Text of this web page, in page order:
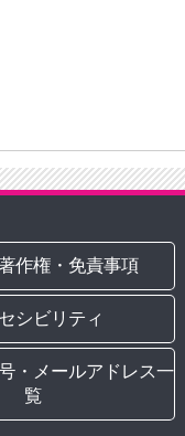
作権・免責事項
シビリティ
・メールアドレス一
覧